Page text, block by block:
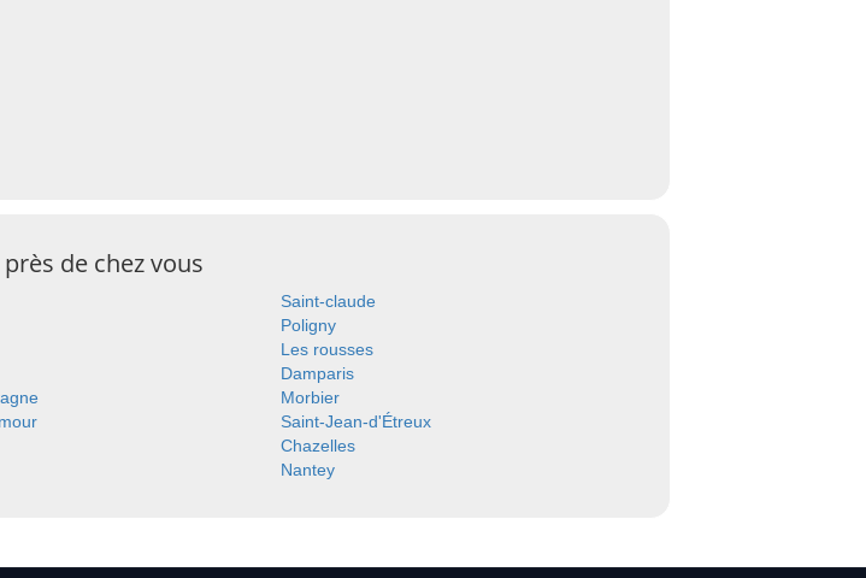
de chez vous
Saint-claude
Poligny
Les rousses
Damparis
Morbier
Saint-Jean-d'Étreux
Chazelles
Nantey